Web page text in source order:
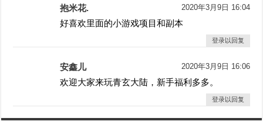
抱米花. 2020年3月9日 16:04
好喜欢里面的小游戏项目和副本
登录以回复
安鑫儿 2020年3月9日 16:06
欢迎大家来玩青玄大陆，新手福利多多。
登录以回复